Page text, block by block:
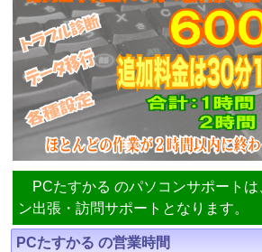
PCたすかる のパソコンサポートは
ン出張・訪問サポートとなります。
PCたすかる の営業時間